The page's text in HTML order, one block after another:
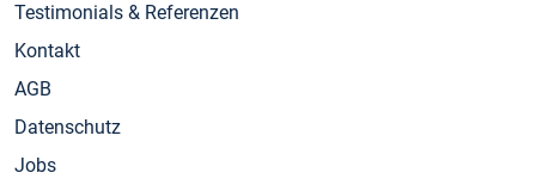
Testimonials & Referenzen
Kontakt
AGB
Datenschutz
Jobs